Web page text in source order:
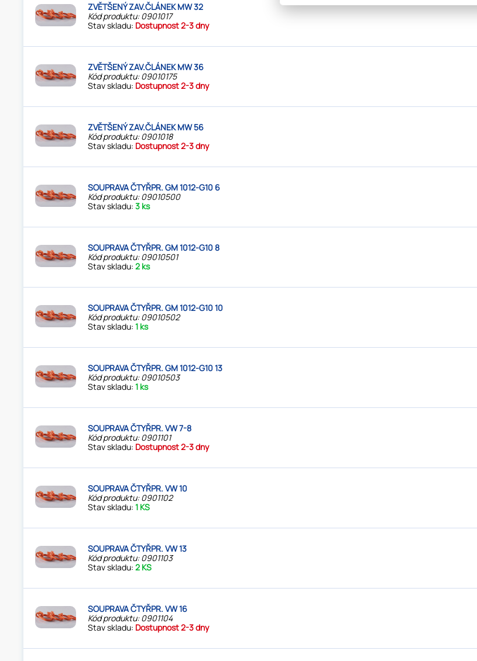
ZVĚTŠENÝ ZAV.ČLÁNEK MW 32
Kód produktu: 0901017
Stav skladu: Dostupnost 2-3 dny
ZVĚTŠENÝ ZAV.ČLÁNEK MW 36
Kód produktu: 09010175
Stav skladu: Dostupnost 2-3 dny
ZVĚTŠENÝ ZAV.ČLÁNEK MW 56
Kód produktu: 0901018
Stav skladu: Dostupnost 2-3 dny
SOUPRAVA ČTYŘPR. GM 1012-G10 6
Kód produktu: 09010500
Stav skladu:3 ks
SOUPRAVA ČTYŘPR. GM 1012-G10 8
Kód produktu: 09010501
Stav skladu:2 ks
SOUPRAVA ČTYŘPR. GM 1012-G10 10
Kód produktu: 09010502
Stav skladu:1 ks
SOUPRAVA ČTYŘPR. GM 1012-G10 13
Kód produktu: 09010503
Stav skladu:1 ks
SOUPRAVA ČTYŘPR. VW 7-8
Kód produktu: 0901101
Stav skladu: Dostupnost 2-3 dny
SOUPRAVA ČTYŘPR. VW 10
Kód produktu: 0901102
Stav skladu:1 KS
SOUPRAVA ČTYŘPR. VW 13
Kód produktu: 0901103
Stav skladu:2 KS
SOUPRAVA ČTYŘPR. VW 16
Kód produktu: 0901104
Stav skladu: Dostupnost 2-3 dny